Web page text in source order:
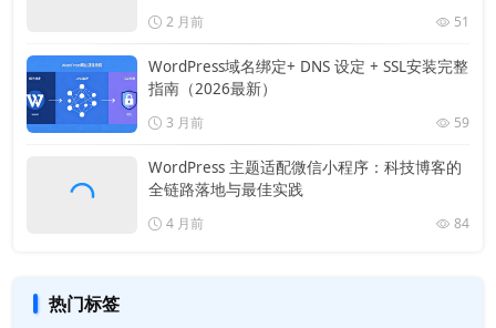
2 月前 51
WordPress域名绑定+ DNS 设定 + SSL安装完整
指南（2026最新）
3 月前 59
WordPress 主题适配微信小程序：科技博客的
全链路落地与最佳实践
4 月前 84
热门标签